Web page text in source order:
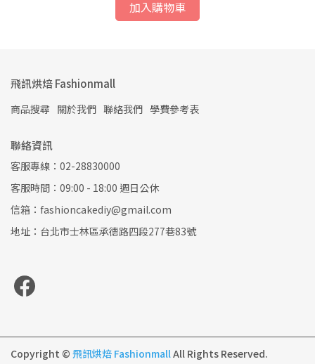
加入購物車
飛訊烘焙 Fashionmall
商品搜尋 關於我們 聯絡我們 學費參考表
聯絡資訊
客服專線：02-28830000
客服時間：09:00 - 18:00 週日公休
信箱：fashioncakediy@gmail.com
地址：台北市士林區承德路四段277巷83號
Copyright © 飛訊烘焙 FashionmallAll Rights Reserved.